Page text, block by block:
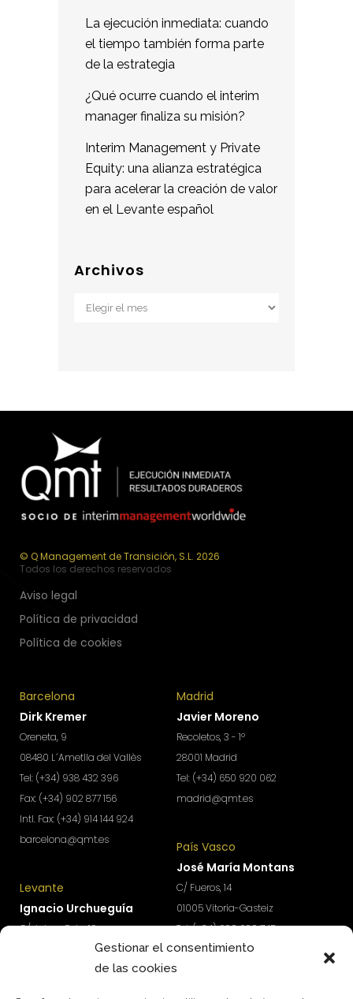
Gestionar el consentimiento
de las cookies
La ejecución inmediata: cuando
el tiempo también forma parte
de la estrategia
¿Qué ocurre cuando el interim
manager finaliza su misión?
Interim Management y Private
Equity: una alianza estratégica
para acelerar la creación de valor
en el Levante español
Archivos
Archivos
© Q Management de Transición, S.L. 2026
Todos los derechos reservados
Aviso legal
Política de privacidad
Política de cookies
Barcelona
Dirk Kremer
Oreneta, 9
08480 L´Ametlla del Vallès
Tel: (+34) 938 432 396
Fax: (+34) 902 877 156
Intl. Fax: (+34) 914 144 924
barcelona@qmt.es
Levante
Ignacio Urchueguía
C/ Jaime Roig, 19
Tel: (+34) 674 570 918
Madrid
Javier Moreno
Recoletos, 3 - 1º
28001 Madrid
Tel: (+34) 650 920 062
madrid@qmt.es
País Vasco
José María Montans
C/ Fueros, 14
01005 Vitoria-Gasteiz
Tel: (+34) 690 690 745
paisvasco@qmt.es